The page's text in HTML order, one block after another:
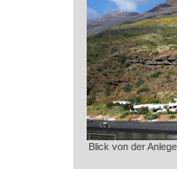
Blick von der